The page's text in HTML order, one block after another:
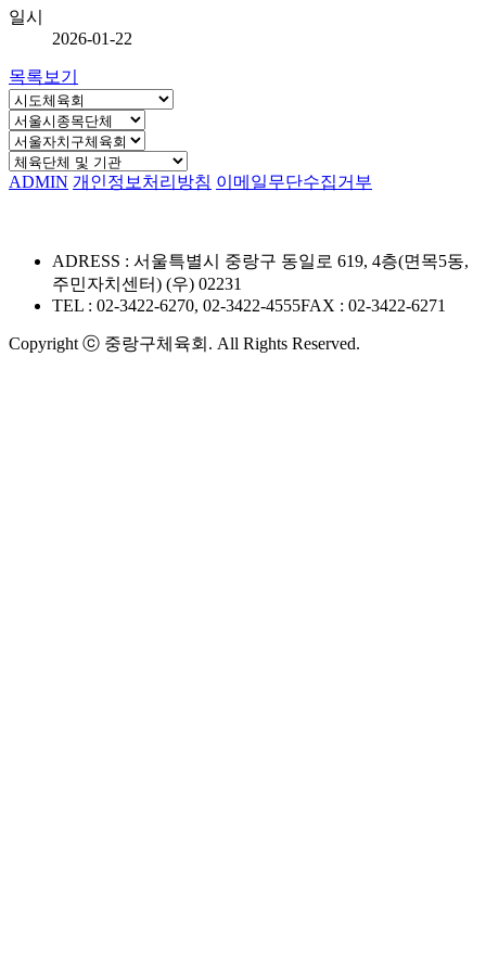
일시
2026-01-22
목록보기
ADMIN 개인정보처리방침 이메일무단수집거부
ADRESS : 서울특별시 중랑구 동일로 619, 4층(면목5동,
주민자치센터) (우) 02231
TEL : 02-3422-6270, 02-3422-4555FAX : 02-3422-6271
Copyright ⓒ 중랑구체육회. All Rights Reserved.